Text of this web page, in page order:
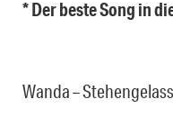
* Der beste Song in
Wanda –